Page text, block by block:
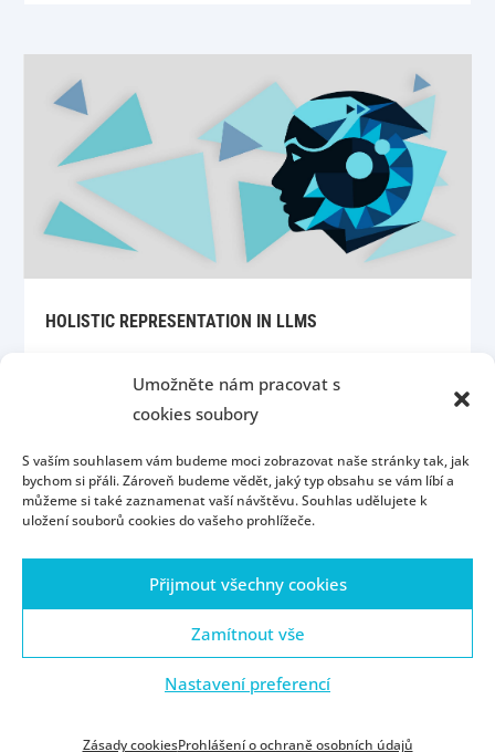
Umožněte nám pracovat s
cookies soubory
S vaším souhlasem vám budeme moci zobrazovat naše stránky tak, jak
bychom si přáli. Zároveň budeme vědět, jaký typ obsahu se vám líbí a
můžeme si také zaznamenat vaší návštěvu. Souhlas udělujete k
uložení souborů cookies do vašeho prohlížeče.
Přijmout všechny cookies
Zamítnout vše
Nastavení preferencí
Zásady cookiesProhlášení o ochraně osobních údajů
HOLISTIC REPRESENTATION IN LLMS
Úvod Kontakt
Konzultační hodiny
Přijímací řízení
Portál ZČU Webmail
© ZČU 1991—2021